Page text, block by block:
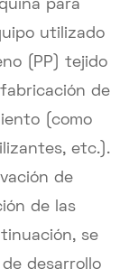
para
utilizado
(PP) tejido
de
(como
etc.).
de
de las
se
desarrollo